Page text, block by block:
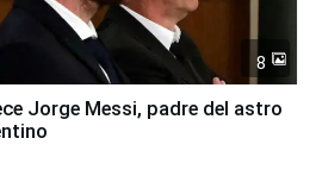
8
Jorge Messi, padre del astro